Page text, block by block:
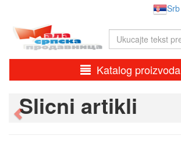
Srb
Katalog proizvoda
Slicni artikli
Previous